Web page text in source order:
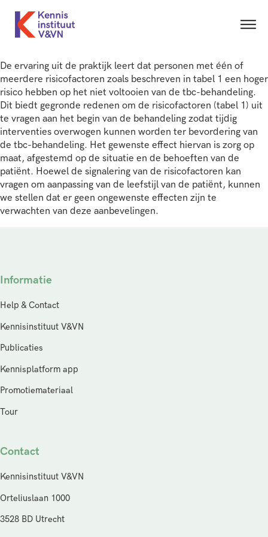
De ervaring uit de praktijk leert dat personen met één of
meerdere risicofactoren zoals beschreven in tabel 1 een hoger
risico hebben op het niet voltooien van de tbc-behandeling.
Dit biedt gegronde redenen om de risicofactoren (tabel 1) uit
te vragen aan het begin van de behandeling zodat tijdig
interventies overwogen kunnen worden ter bevordering van
de tbc-behandeling. Het gewenste effect hiervan is zorg op
maat, afgestemd op de situatie en de behoeften van de
patiënt. Hoewel de signalering van de risicofactoren kan
vragen om aanpassing van de leefstijl van de patiënt, kunnen
we stellen dat er geen ongewenste effecten zijn te
verwachten van deze aanbevelingen.
Informatie
Help & Contact
Kennisinstituut V&VN
Publicaties
Kennisplatform app
Promotiemateriaal
Tour
Contact
Kennisinstituut V&VN
Orteliuslaan 1000
3528 BD Utrecht